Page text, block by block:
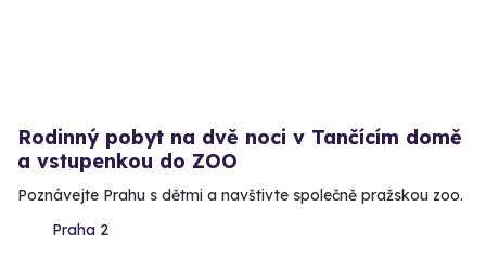
Rodinný pobyt na dvě noci v Tančícím domě
a vstupenkou do ZOO
Poznávejte Prahu s dětmi a navštivte společně pražskou zoo.
Praha 2